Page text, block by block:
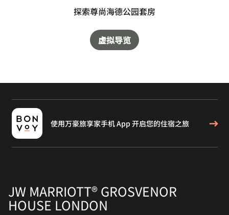
探索尊尚海德公园套房
虚拟导览
使用万豪旅享家手机 App 开启您的住宿之旅
JW MARRIOTT® GROSVENOR
HOUSE LONDON